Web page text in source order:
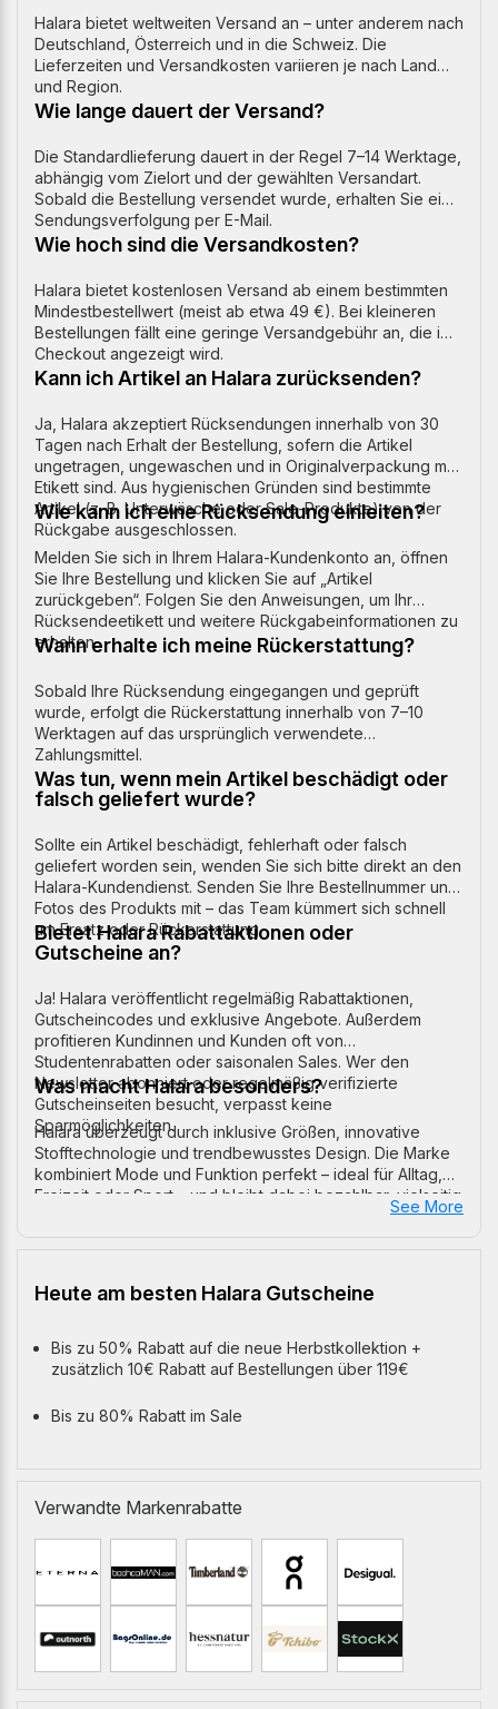
Halara bietet weltweiten Versand an – unter anderem nach
Deutschland, Österreich und in die Schweiz. Die
Lieferzeiten und Versandkosten variieren je nach Land
und Region.
Wie lange dauert der Versand?
Die Standardlieferung dauert in der Regel 7–14 Werktage,
abhängig vom Zielort und der gewählten Versandart.
Sobald die Bestellung versendet wurde, erhalten Sie eine
Sendungsverfolgung per E-Mail.
Wie hoch sind die Versandkosten?
Halara bietet kostenlosen Versand ab einem bestimmten
Mindestbestellwert (meist ab etwa 49 €). Bei kleineren
Bestellungen fällt eine geringe Versandgebühr an, die im
Checkout angezeigt wird.
Kann ich Artikel an Halara zurücksenden?
Ja, Halara akzeptiert Rücksendungen innerhalb von 30
Tagen nach Erhalt der Bestellung, sofern die Artikel
ungetragen, ungewaschen und in Originalverpackung mit
Etikett sind. Aus hygienischen Gründen sind bestimmte
Artikel (z. B. Unterwäsche oder Sale-Produkte) von der
Rückgabe ausgeschlossen.
Wie kann ich eine Rücksendung einleiten?
Melden Sie sich in Ihrem Halara-Kundenkonto an, öffnen
Sie Ihre Bestellung und klicken Sie auf „Artikel
zurückgeben“. Folgen Sie den Anweisungen, um Ihr
Rücksendeetikett und weitere Rückgabeinformationen zu
erhalten.
Wann erhalte ich meine Rückerstattung?
Sobald Ihre Rücksendung eingegangen und geprüft
wurde, erfolgt die Rückerstattung innerhalb von 7–10
Werktagen auf das ursprünglich verwendete
Zahlungsmittel.
Was tun, wenn mein Artikel beschädigt oder
falsch geliefert wurde?
Sollte ein Artikel beschädigt, fehlerhaft oder falsch
geliefert worden sein, wenden Sie sich bitte direkt an den
Halara-Kundendienst. Senden Sie Ihre Bestellnummer und
Fotos des Produkts mit – das Team kümmert sich schnell
um Ersatz oder Rückerstattung.
Bietet Halara Rabattaktionen oder
Gutscheine an?
Ja! Halara veröffentlicht regelmäßig Rabattaktionen,
Gutscheincodes und exklusive Angebote. Außerdem
profitieren Kundinnen und Kunden oft von
Studentenrabatten oder saisonalen Sales. Wer den
Newsletter abonniert oder regelmäßig verifizierte
Gutscheinseiten besucht, verpasst keine
Sparmöglichkeiten.
Was macht Halara besonders?
Halara überzeugt durch inklusive Größen, innovative
Stofftechnologie und trendbewusstes Design. Die Marke
kombiniert Mode und Funktion perfekt – ideal für Alltag,
Freizeit oder Sport – und bleibt dabei bezahlbar, vielseitig
See More
Heute am besten Halara Gutscheine
Bis zu 50% Rabatt auf die neue Herbstkollektion +
zusätzlich 10€ Rabatt auf Bestellungen über 119€
Bis zu 80% Rabatt im Sale
Verwandte Markenrabatte